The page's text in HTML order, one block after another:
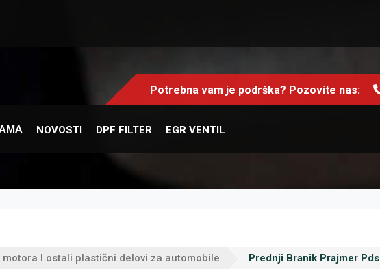
Potrebna vam je podrška? Pozovite nas:
NOVOSTI DPF FILTER EGR VENTIL
I ostali plastični delovi za automobile Prednji Branik Prajmer Pds